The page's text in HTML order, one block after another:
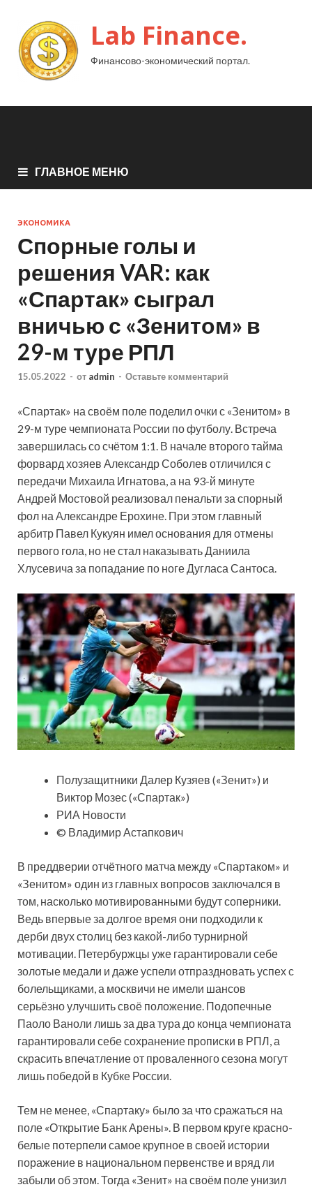
Lab Finance.
Финансово-экономический портал.
ГЛАВНОЕ МЕНЮ
ЭКОНОМИКА
Спорные голы и
решения VAR: как
«Спартак» сыграл
вничью с «Зенитом» в
29-м туре РПЛ
15.05.2022 - от admin - Оставьте комментарий
«Спартак» на своём поле поделил очки с «Зенитом» в
29-м туре чемпионата России по футболу. Встреча
завершилась со счётом 1:1. В начале второго тайма
форвард хозяев Александр Соболев отличился с
передачи Михаила Игнатова, а на 93-й минуте
Андрей Мостовой реализовал пенальти за спорный
фол на Александре Ерохине. При этом главный
арбитр Павел Кукуян имел основания для отмены
первого гола, но не стал наказывать Даниила
Хлусевича за попадание по ноге Дугласа Сантоса.
Полузащитники Далер Кузяев («Зенит») и
Виктор Мозес («Спартак»)
РИА Новости
© Владимир Астапкович
В преддверии отчётного матча между «Спартаком» и
«Зенитом» один из главных вопросов заключался в
том, насколько мотивированными будут соперники.
Ведь впервые за долгое время они подходили к
дерби двух столиц без какой-либо турнирной
мотивации. Петербуржцы уже гарантировали себе
золотые медали и даже успели отпраздновать успех с
болельщиками, а москвичи не имели шансов
серьёзно улучшить своё положение. Подопечные
Паоло Ваноли лишь за два тура до конца чемпионата
гарантировали себе сохранение прописки в РПЛ, а
скрасить впечатление от проваленного сезона могут
лишь победой в Кубке России.
Тем не менее, «Спартаку» было за что сражаться на
поле «Открытие Банк Арены». В первом круге красно-
белые потерпели самое крупное в своей истории
поражение в национальном первенстве и вряд ли
забыли об этом. Тогда «Зенит» на своём поле унизил